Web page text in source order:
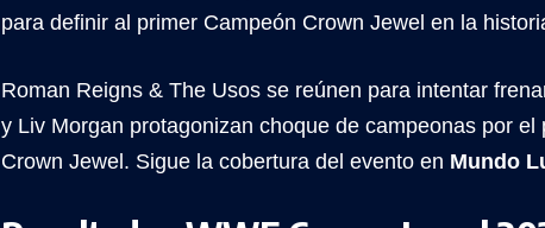
para definir al primer Campeón Crown Jewel en la
Roman Reigns & The Usos se reúnen para intentar
y Liv Morgan protagonizan choque de campeonas por
Crown Jewel. Sigue la cobertura del evento en Mundo